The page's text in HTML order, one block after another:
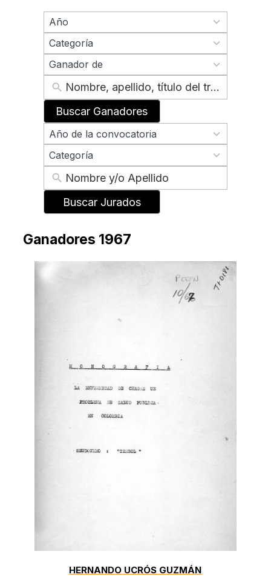
Año
70
results
available
Categoría
results
available
Ganador de
results
available
Buscar Ganadores
Año de la convocatoria
70
results
available
Categoría
results
available
Buscar Jurados
Ganadores 1967
HERNANDO UCRÓS GUZMÁN